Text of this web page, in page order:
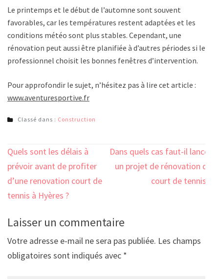
Le printemps et le début de l’automne sont souvent
favorables, car les températures restent adaptées et les
conditions météo sont plus stables. Cependant, une
rénovation peut aussi être planifiée à d’autres périodes si le
professionnel choisit les bonnes fenêtres d’intervention.
Pour approfondir le sujet, n’hésitez pas à lire cet article :
www.aventuresportive.fr
Classé dans : Construction
Navigation
de
l’article
Quels sont les délais à
prévoir avant de profiter
d’une renovation court de
tennis à Hyères ?
Dans quels cas faut-il lancer
un projet de rénovation de
court de tennis ?
Laisser un commentaire
Votre adresse e-mail ne sera pas publiée. Les champs
obligatoires sont indiqués avec *